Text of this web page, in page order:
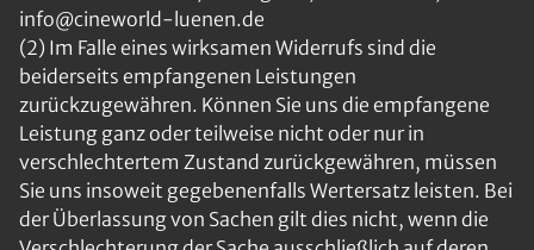
info@cineworld-luenen.de
(2) Im Falle eines wirksamen Widerrufs sind die
beiderseits empfangenen Leistungen
zurückzugewähren. Können Sie uns die empfangene
Leistung ganz oder teilweise nicht oder nur in
verschlechtertem Zustand zurückgewähren, müssen
Sie uns insoweit gegebenenfalls Wertersatz leisten. Bei
der Überlassung von Sachen gilt dies nicht, wenn die